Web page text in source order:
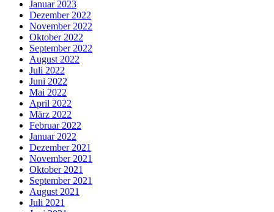
Januar 2023
Dezember 2022
November 2022
Oktober 2022
September 2022
August 2022
Juli 2022
Juni 2022
Mai 2022
April 2022
März 2022
Februar 2022
Januar 2022
Dezember 2021
November 2021
Oktober 2021
September 2021
August 2021
Juli 2021